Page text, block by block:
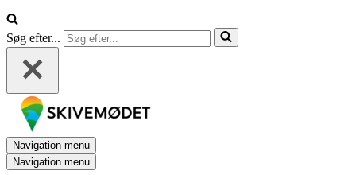
Søg efter...
Navigation menu
Navigation menu